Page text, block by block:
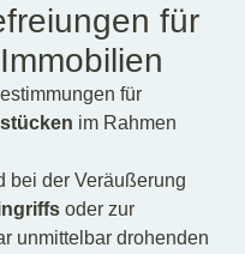
für
für
im Rahmen
bei der Veräußerung
oder zur
unmittelbar drohenden